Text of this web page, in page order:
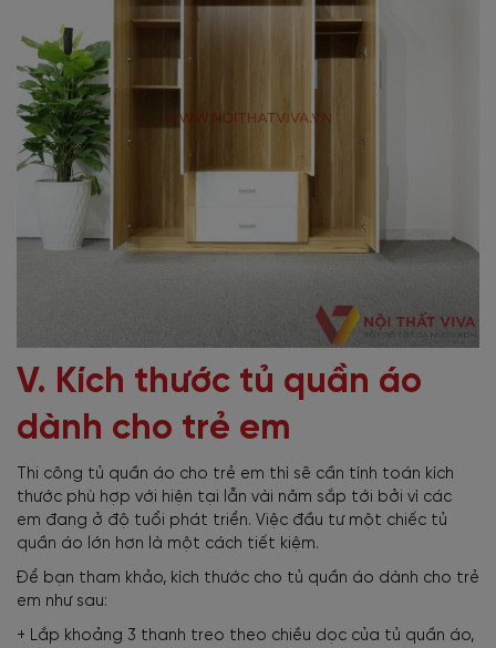
V. Kích thước tủ quần áo
dành cho trẻ em
Thi công tủ quần áo cho trẻ em thì sẽ cần tính toán kích
thước phù hợp với hiện tại lẫn vài năm sắp tới bởi vì các
em đang ở độ tuổi phát triển. Việc đầu tư một chiếc tủ
quần áo lớn hơn là một cách tiết kiệm.
Để bạn tham khảo, kích thước cho tủ quần áo dành cho trẻ
em như sau:
+ Lắp khoảng 3 thanh treo theo chiều dọc của tủ quần áo,